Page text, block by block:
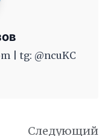
| tg: @ncuKC
Следующий